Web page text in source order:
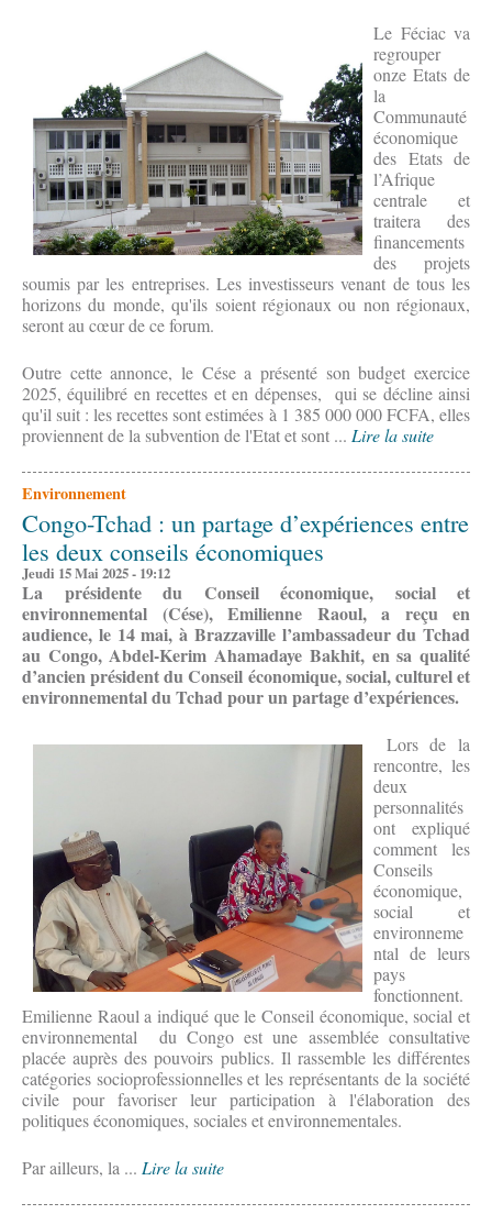
Le Féciac va
regrouper
onze Etats de
la
Communauté
économique
des Etats de
l’Afrique
centrale et
traitera des
financements
des projets
soumis par les entreprises. Les investisseurs venant de tous les
horizons du monde, qu'ils soient régionaux ou non régionaux,
seront au cœur de ce forum.
Outre cette annonce, le Cése a présenté son budget exercice
2025, équilibré en recettes et en dépenses, qui se décline ainsi
qu'il suit : les recettes sont estimées à 1 385 000 000 FCFA, elles
proviennent de la subvention de l'Etat et sont ... Lire la suite
Environnement
Congo-Tchad : un partage d’expériences entre
les deux conseils économiques
Jeudi 15 Mai 2025 - 19:12
La présidente du Conseil économique, social et
environnemental (Cése), Emilienne Raoul, a reçu en
audience, le 14 mai, à Brazzaville l’ambassadeur du Tchad
au Congo, Abdel-Kerim Ahamadaye Bakhit, en sa qualité
d’ancien président du Conseil économique, social, culturel et
environnemental du Tchad pour un partage d’expériences.
Lors de la
rencontre, les
deux
personnalités
ont expliqué
comment les
Conseils
économique,
social et
environneme
ntal de leurs
pays
fonctionnent.
Emilienne Raoul a indiqué que le Conseil économique, social et
environnemental du Congo est une assemblée consultative
placée auprès des pouvoirs publics. Il rassemble les différentes
catégories socioprofessionnelles et les représentants de la société
civile pour favoriser leur participation à l'élaboration des
politiques économiques, sociales et environnementales.
Par ailleurs, la ... Lire la suite